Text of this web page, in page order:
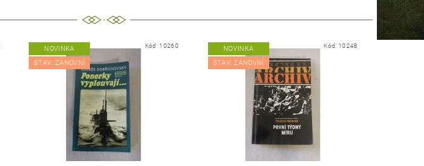
NOVINKA
STAV: ZÁNOVNÍ
Kód: 10260
NOVINKA
STAV: ZÁNOVNÍ
Kód: 10248